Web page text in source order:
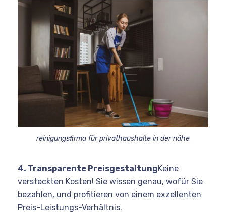
reinigungsfirma für privathaushalte in der nähe
4. Transparente PreisgestaltungKeine
versteckten Kosten! Sie wissen genau, wofür Sie
bezahlen, und profitieren von einem exzellenten
Preis-Leistungs-Verhältnis.